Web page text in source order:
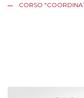
CORSO